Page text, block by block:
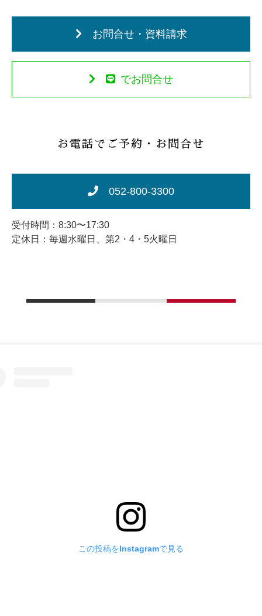
お問合せ・資料請求
でお問合せ
お電話でご予約・お問合せ
052-800-3300
受付時間：8:30〜17:30
定休日：毎週水曜日、第2・4・5火曜日
この投稿をInstagramで見る